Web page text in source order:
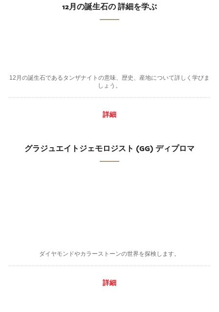
12月の誕生石の 詳細を学ぶ
12月の誕生石であるタンザナイトの意味、歴史、産地について詳しく学びま
しょう。
詳細
グラジュエイトジェモロジスト (GG) ディプロマ
ダイヤモンドやカラーストーンの世界を探検します。
詳細